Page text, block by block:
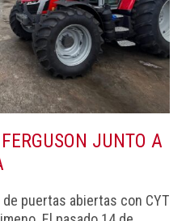
JUNTO A
puertas abiertas con CYT